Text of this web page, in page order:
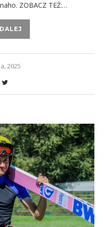
ZOBACZ TEŻ:…
2025